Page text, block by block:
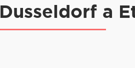
Dusseldorf a